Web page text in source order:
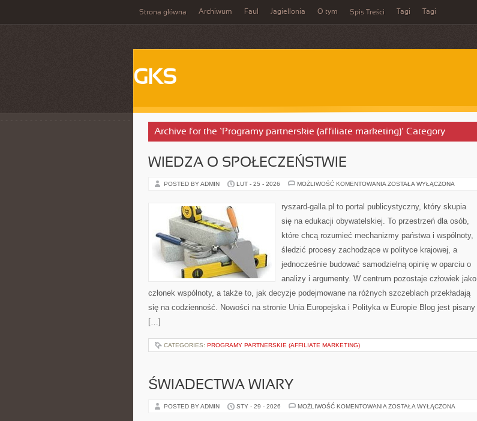
Strona główna Archiwum Faul Jagiellonia O tym Spis Treści Tagi Tagi
GKS
Archive for the ‘Programy partnerskie (affiliate marketing)’ Category
WIEDZA O SPOŁECZEŃSTWIE
POSTED BY ADMIN LUT - 25 - 2026 MOŻLIWOŚĆ KOMENTOWANIA WIEDZA
ZOSTAŁA WYŁĄCZONA
ryszard-galla.pl to portal publicystyczny, który skupia
się na edukacji obywatelskiej. To przestrzeń dla osób,
które chcą rozumieć mechanizmy państwa i wspólnoty,
śledzić procesy zachodzące w polityce krajowej, a
jednocześnie budować samodzielną opinię w oparciu o
analizy i argumenty. W centrum pozostaje człowiek jako
członek wspólnoty, a także to, jak decyzje podejmowane na różnych szczeblach przekładają
się na codzienność. Nowości na stronie Unia Europejska i Polityka w Europie Blog jest pisany
[…]
CATEGORIES: PROGRAMY PARTNERSKIE (AFFILIATE MARKETING)
ŚWIADECTWA WIARY
POSTED BY ADMIN STY - 29 - 2026 MOŻLIWOŚĆ KOMENTOWANIA ŚWIADECTWA
ZOSTAŁA WYŁĄCZONA